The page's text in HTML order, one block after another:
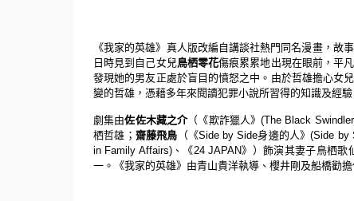
《我家的英雄》真人版改編自講談社熱門同名漫畫， 故
日時見到自己女兒鳥栖零花傷痕累累地出現在眼前，平
發現她的男友正處於盲目的憤怒之中。 由於哲雄擔心女
變的哲雄， 憑藉多年來閱讀犯罪小說所習得的知識及經驗
劇集由佐佐木藏之介（《欺詐獵人》(The Black
栖哲雄； 齋藤飛鳥 （《Side by Side身邊的人》(Side by
in Family Affairs)、《24 JAPAN》）飾演其妻子鳥栖歌
一。《我家的英雄》 由青山貴洋執導、櫻井剛及船橋勸擔